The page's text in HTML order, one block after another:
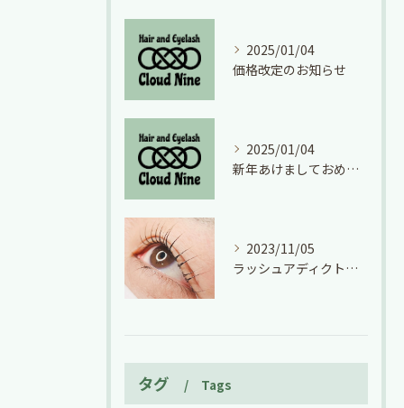
2025/01/04
価格改定のお知らせ
2025/01/04
新年あけましておめでとうございます
2023/11/05
ラッシュアディクト効果絶大！(*^^*)
タグ Tags